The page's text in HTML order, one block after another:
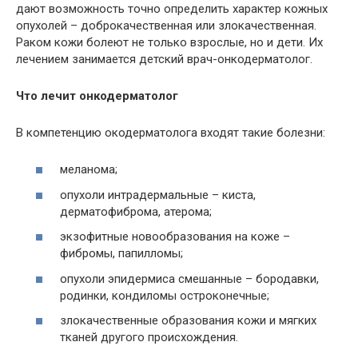
дают возможность точно определить характер кожных
опухолей – доброкачественная или злокачественная.
Раком кожи болеют не только взрослые, но и дети. Их
лечением занимается детский врач-онкодерматолог.
Что лечит онкодерматолог
В компетенцию окодерматолога входят такие болезни:
меланома;
опухоли интрадермальные – киста,
дерматофиброма, атерома;
экзофитные новообразования на коже –
фибромы, папилломы;
опухоли эпидермиса смешанные – бородавки,
родинки, кондиломы остроконечные;
злокачественные образования кожи и мягких
тканей другого происхождения.